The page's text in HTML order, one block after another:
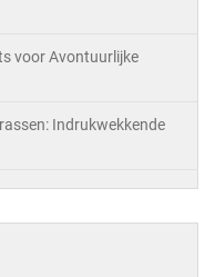
voor Avontuurlijke
Indrukwekkende